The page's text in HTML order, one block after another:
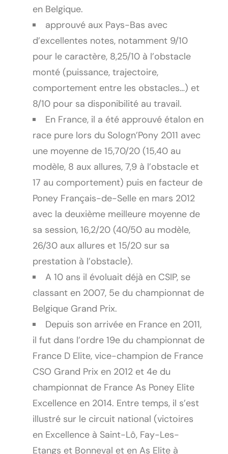
en Belgique.
approuvé aux Pays-Bas avec
d’excellentes notes, notamment 9/10
pour le caractère, 8,25/10 à l’obstacle
monté (puissance, trajectoire,
comportement entre les obstacles…) et
8/10 pour sa disponibilité au travail.
En France, il a été approuvé étalon en
race pure lors du Sologn’Pony 2011 avec
une moyenne de 15,70/20 (15,40 au
modèle, 8 aux allures, 7,9 à l’obstacle et
17 au comportement) puis en facteur de
Poney Français-de-Selle en mars 2012
avec la deuxième meilleure moyenne de
sa session, 16,2/20 (40/50 au modèle,
26/30 aux allures et 15/20 sur sa
prestation à l’obstacle).
A 10 ans il évoluait déjà en CSIP, se
classant en 2007, 5e du championnat de
Belgique Grand Prix.
Depuis son arrivée en France en 2011,
il fut dans l’ordre 19e du championnat de
France D Elite, vice-champion de France
CSO Grand Prix en 2012 et 4e du
championnat de France As Poney Elite
Excellence en 2014. Entre temps, il s’est
illustré sur le circuit national (victoires
en Excellence à Saint-Lô, Fay-Les-
Etangs et Bonneval et en As Elite à